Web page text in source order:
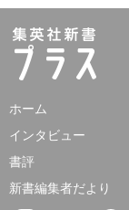
ホーム
インタビュー
書評
新書編集者だより